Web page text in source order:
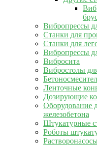
Вибропрессы
Станки для
Станки для
Вибропрессы
Вибросита
Вибростолы
Ленточные
Дозирующие
Оборудование
железобетона
Штукатурные
Роботы